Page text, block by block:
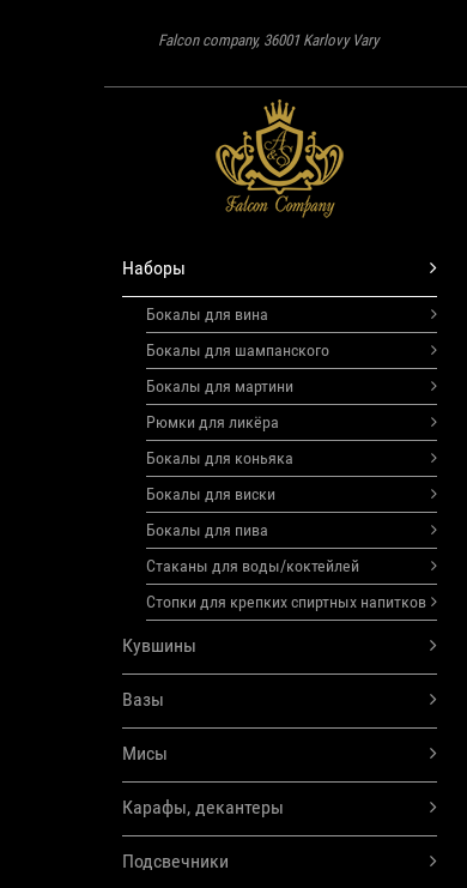
Falcon company, 36001 Karlovy Vary
Наборы
Бокалы для вина
Бокалы для шампанского
Бокалы для мартини
Рюмки для ликёра
Бокалы для коньяка
Бокалы для виски
Бокалы для пива
Стаканы для воды/коктейлей
Стопки для крепких спиртных напитков
Кувшины
Вазы
Мисы
Карафы, декантеры
Подсвечники